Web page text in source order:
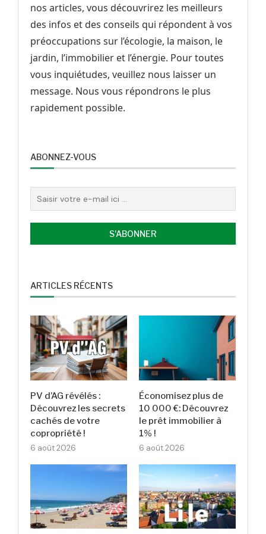
nos articles, vous découvrirez les meilleurs
des infos et des conseils qui répondent à vos
préoccupations sur l’écologie, la maison, le
jardin, l’immobilier et l’énergie. Pour toutes
vous inquiétudes, veuillez nous laisser un
message. Nous vous répondrons le plus
rapidement possible.
ABONNEZ-VOUS
ARTICLES RÉCENTS
PV d’AG révélés :
Découvrez les secrets
cachés de votre
copropriété !
6 août 2026
Économisez plus de
10 000 €: Découvrez
le prêt immobilier à
1% !
6 août 2026